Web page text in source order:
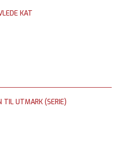
KAT
TIL UTMARK (SERIE)